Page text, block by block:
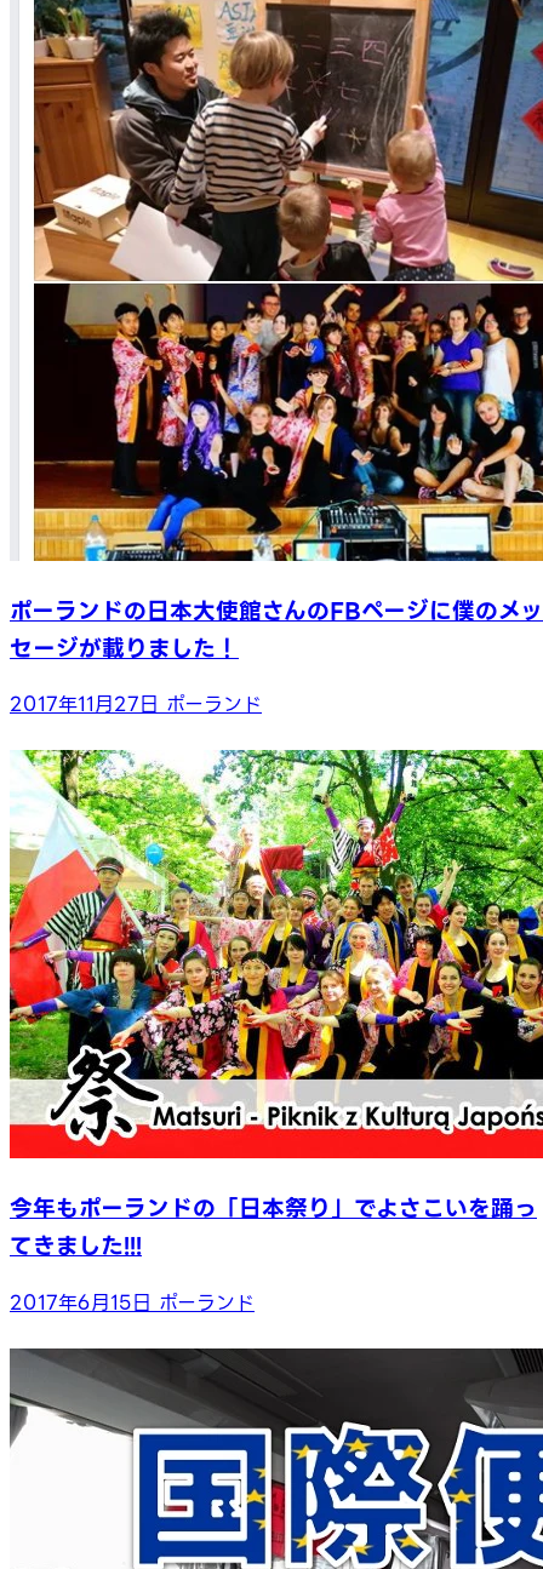
ポーランドの日本大使館さんのFBページに僕のメッ
セージが載りました！
2017年11月27日 ポーランド
今年もポーランドの「日本祭り」でよさこいを踊っ
てきました!!!
2017年6月15日 ポーランド